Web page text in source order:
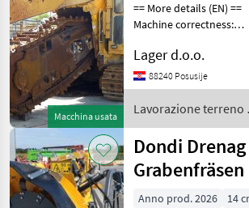
Macchina usata
== More details (EN) ==
Machine correctness:
pump flow hydraulics
l / min digging width up
910mm digging depth
3700mm two-wa
Lager d.o.o.
88240 Posusije
Lavorazione terreno /
Vermeer
Dondi Drenag
Grabenfräsen
Anno prod. 2026
14